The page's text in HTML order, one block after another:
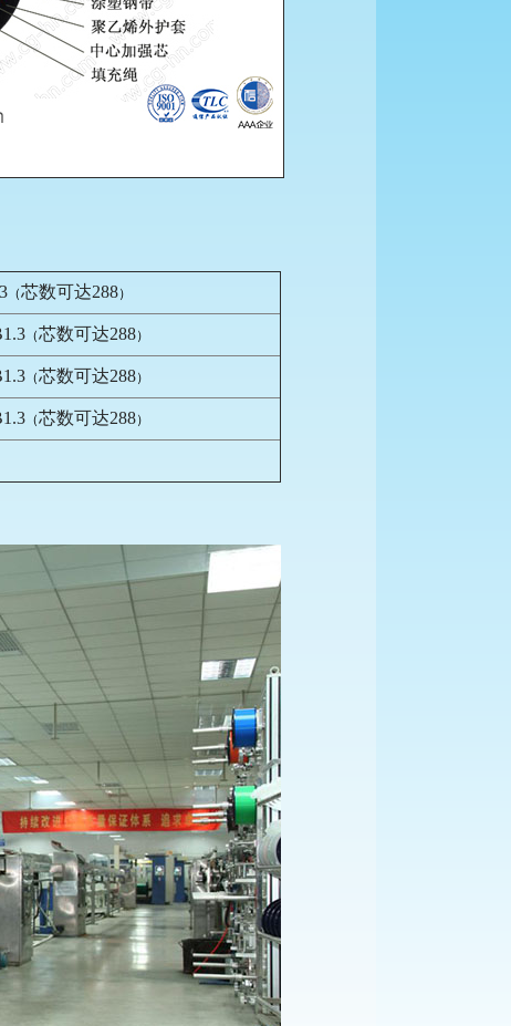
（芯数可达288）
（芯数可达288）
（芯数可达288）
（芯数可达288）